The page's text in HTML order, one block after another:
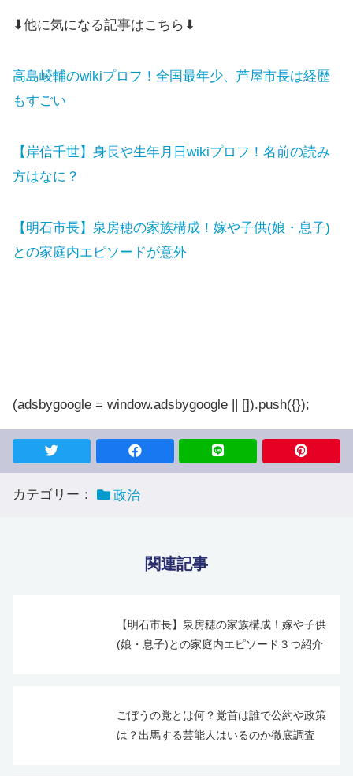
⬇他に気になる記事はこちら⬇
高島崚輔のwikiプロフ！全国最年少、芦屋市長は経歴
もすごい
【岸信千世】身長や生年月日wikiプロフ！名前の読み
方はなに？
【明石市長】泉房穂の家族構成！嫁や子供(娘・息子)
との家庭内エピソードが意外
(adsbygoogle = window.adsbygoogle || []).push({});
カテゴリー： 政治
関連記事
【明石市長】泉房穂の家族構成！嫁や子供
(娘・息子)との家庭内エピソード３つ紹介
ごぼうの党とは何？党首は誰で公約や政策
は？出馬する芸能人はいるのか徹底調査